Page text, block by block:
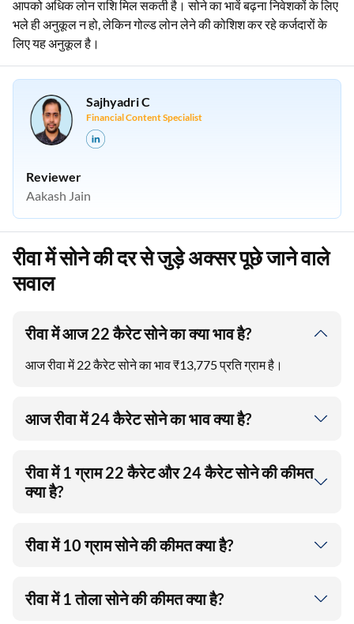
आपको अधिक लोन राशि मिल सकती है। सोने का भावें बढ़ना निवेशकों के लिए
भले ही अनुकूल न हो, लेकिन गोल्ड लोन लेने की कोशिश कर रहे कर्जदारों के
लिए यह अनुकूल है।
Sajhyadri C
Financial Content Specialist
Reviewer
Aakash Jain
रीवा में सोने की दर से जुड़े अक्सर पूछे जाने वाले
सवाल
रीवा में आज 22 कैरेट सोने का क्या भाव है?
आज रीवा में 22 कैरेट सोने का भाव ₹13,775 प्रति ग्राम है।
आज रीवा में 24 कैरेट सोने का भाव क्या है?
रीवा में 1 ग्राम 22 कैरेट और 24 कैरेट सोने की कीमत
क्या है?
रीवा में 10 ग्राम सोने की कीमत क्या है?
रीवा में 1 तोला सोने की कीमत क्या है?